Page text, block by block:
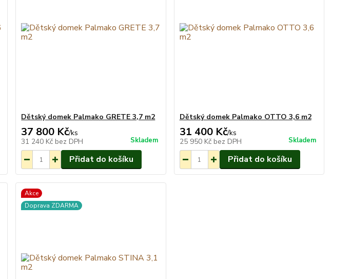
Dětský domek Palmako GRETE 3,7 m2
37 800 Kč/ks
31 240 Kč bez DPH Skladem
Přidat do košíku
Dětský domek Palmako OTTO 3,6 m2
31 400 Kč/ks
25 950 Kč bez DPH Skladem
Přidat do košíku
Akce
Doprava ZDARMA